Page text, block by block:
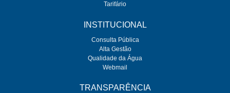
Tarifário
INSTITUCIONAL
Consulta Pública
Alta Gestão
Qualidade da Água
Webmail
TRANSPARÊNCIA